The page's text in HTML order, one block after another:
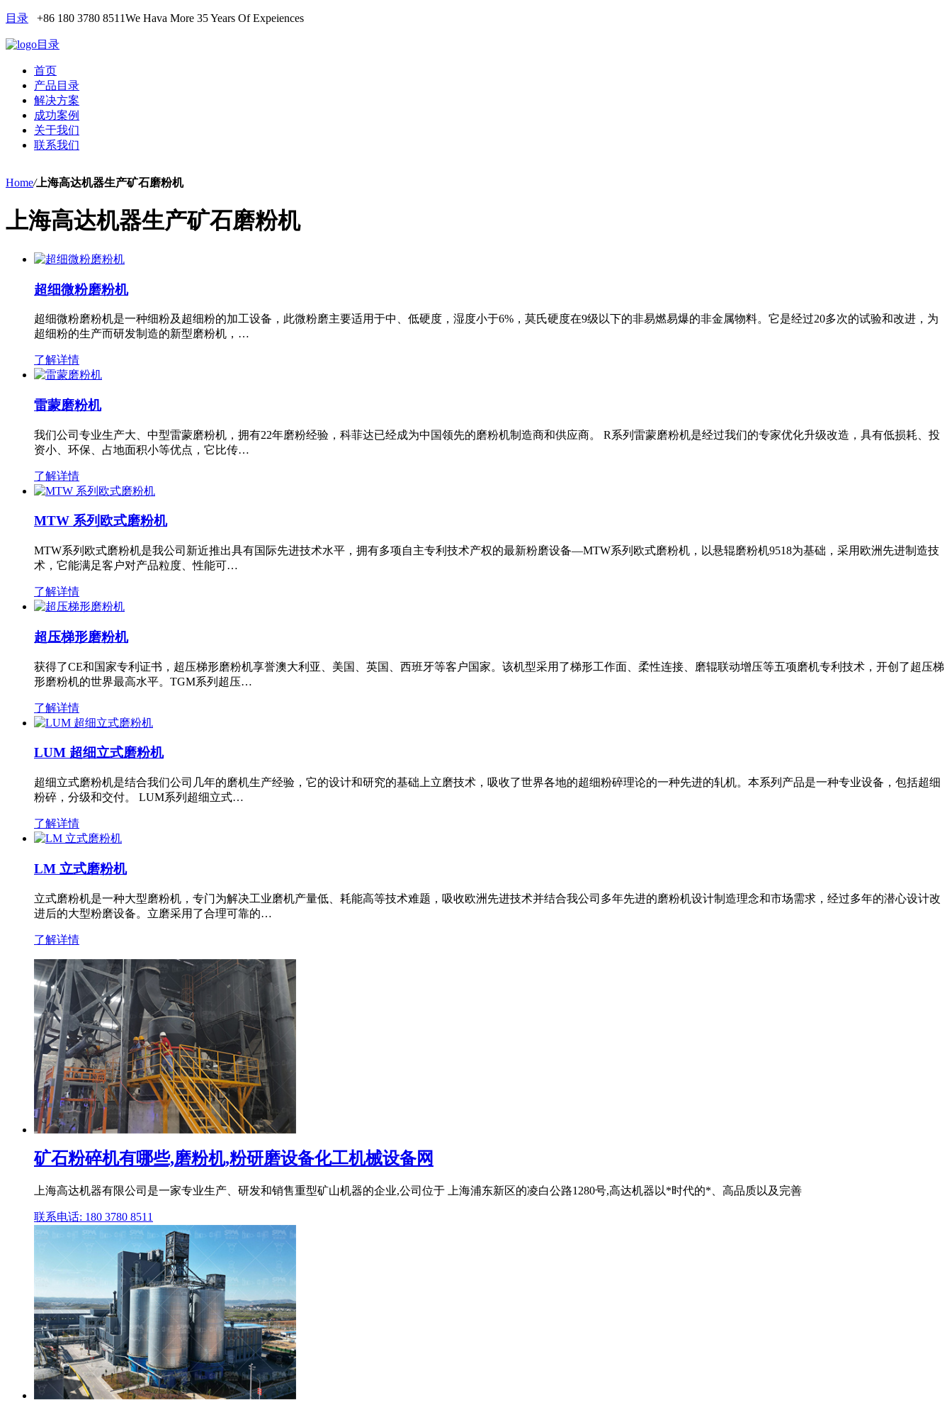
目录 +86 180 3780 8511We Hava More 35 Years Of Expeiences
目录
首页
产品目录
解决方案
成功案例
关于我们
联系我们
Home/上海高达机器生产矿石磨粉机
上海高达机器生产矿石磨粉机
超细微粉磨粉机
超细微粉磨粉机是一种细粉及超细粉的加工设备，此微粉磨主要适用于中、低硬度，湿度小于6%，莫氏硬度在9级以下的非易燃易爆的非金属物料。它是经过20多次的试验和改进，为
超细粉的生产而研发制造的新型磨粉机，…
了解详情
雷蒙磨粉机
我们公司专业生产大、中型雷蒙磨粉机，拥有22年磨粉经验，科菲达已经成为中国领先的磨粉机制造商和供应商。 R系列雷蒙磨粉机是经过我们的专家优化升级改造，具有低损耗、投
资小、环保、占地面积小等优点，它比传…
了解详情
MTW 系列欧式磨粉机
MTW系列欧式磨粉机是我公司新近推出具有国际先进技术水平，拥有多项自主专利技术产权的最新粉磨设备—MTW系列欧式磨粉机，以悬辊磨粉机9518为基础，采用欧洲先进制造技
术，它能满足客户对产品粒度、性能可…
了解详情
超压梯形磨粉机
获得了CE和国家专利证书，超压梯形磨粉机享誉澳大利亚、美国、英国、西班牙等客户国家。该机型采用了梯形工作面、柔性连接、磨辊联动增压等五项磨机专利技术，开创了超压梯
形磨粉机的世界最高水平。TGM系列超压…
了解详情
LUM 超细立式磨粉机
超细立式磨粉机是结合我们公司几年的磨机生产经验，它的设计和研究的基础上立磨技术，吸收了世界各地的超细粉碎理论的一种先进的轧机。本系列产品是一种专业设备，包括超细
粉碎，分级和交付。 LUM系列超细立式…
了解详情
LM 立式磨粉机
立式磨粉机是一种大型磨粉机，专门为解决工业磨机产量低、耗能高等技术难题，吸收欧洲先进技术并结合我公司多年先进的磨粉机设计制造理念和市场需求，经过多年的潜心设计改
进后的大型粉磨设备。立磨采用了合理可靠的…
了解详情
矿石粉碎机有哪些,磨粉机,粉研磨设备化工机械设备网
上海高达机器有限公司是一家专业生产、研发和销售重型矿山机器的企业,公司位于 上海浦东新区的凌白公路1280号,高达机器以*时代的*、高品质以及完善
联系电话: 180 3780 8511